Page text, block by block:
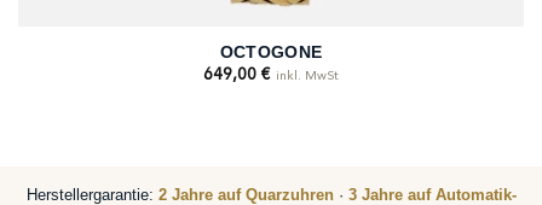
OCTOGONE
649,00 € inkl. MwSt
Herstellergarantie: 2 Jahre auf Quarzuhren· 3 Jahre auf Automatik-